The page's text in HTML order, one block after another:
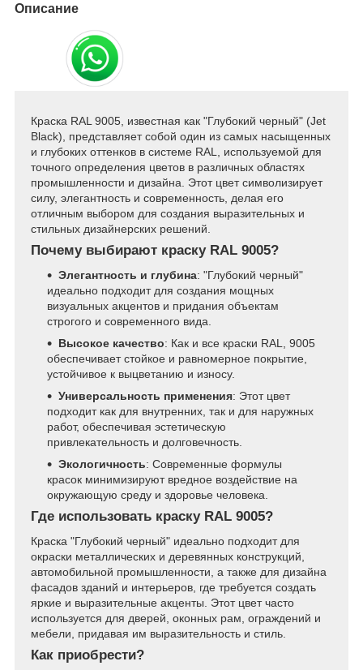
Описание
Краска RAL 9005, известная как "Глубокий черный" (Jet
Black), представляет собой один из самых насыщенных
и глубоких оттенков в системе RAL, используемой для
точного определения цветов в различных областях
промышленности и дизайна. Этот цвет символизирует
силу, элегантность и современность, делая его
отличным выбором для создания выразительных и
стильных дизайнерских решений.
Почему выбирают краску RAL 9005?
Элегантность и глубина: "Глубокий черный"
идеально подходит для создания мощных
визуальных акцентов и придания объектам
строгого и современного вида.
Высокое качество: Как и все краски RAL, 9005
обеспечивает стойкое и равномерное покрытие,
устойчивое к выцветанию и износу.
Универсальность применения: Этот цвет
подходит как для внутренних, так и для наружных
работ, обеспечивая эстетическую
привлекательность и долговечность.
Экологичность: Современные формулы
красок минимизируют вредное воздействие на
окружающую среду и здоровье человека.
Где использовать краску RAL 9005?
Краска "Глубокий черный" идеально подходит для
окраски металлических и деревянных конструкций,
автомобильной промышленности, а также для дизайна
фасадов зданий и интерьеров, где требуется создать
яркие и выразительные акценты. Этот цвет часто
используется для дверей, оконных рам, ограждений и
мебели, придавая им выразительность и стиль.
Как приобрести?